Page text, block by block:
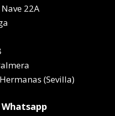
22A
(Sevilla)